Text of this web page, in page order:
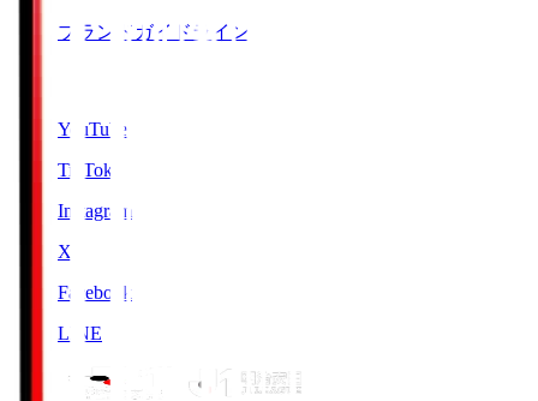
ブランドガイドライン
YouTube
TikTok
Instagram
X
Facebook
LINE